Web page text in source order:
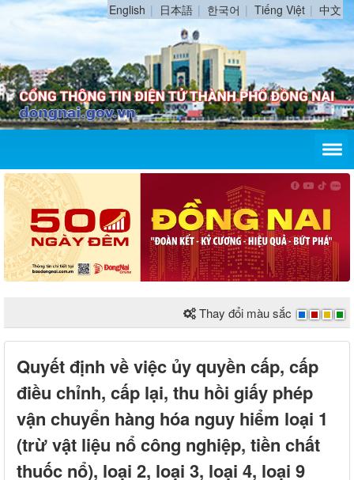
English 日本語 한국어 Tiếng Việt 中文
Thay đổi màu sắc
Quyết định về việc ủy quyền cấp, cấp
điều chỉnh, cấp lại, thu hồi giấy phép
vận chuyển hàng hóa nguy hiểm loại 1
(trừ vật liệu nổ công nghiệp, tiền chất
thuốc nổ), loại 2, loại 3, loại 4, loại 9